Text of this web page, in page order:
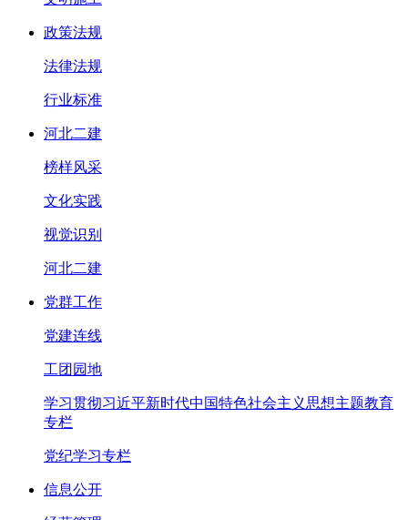
政策法规
法律法规
行业标准
河北二建
榜样风采
文化实践
视觉识别
河北二建
党群工作
党建连线
工团园地
学习贯彻习近平新时代中国特色社会主义思想主题教育
专栏
党纪学习专栏
信息公开